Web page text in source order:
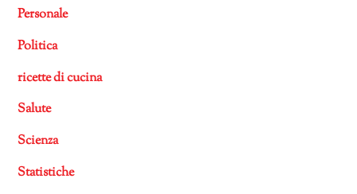
Personale
Politica
ricette di cucina
Salute
Scienza
Statistiche